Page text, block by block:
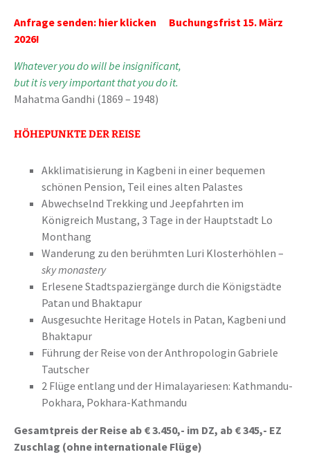
Anfrage senden: hier klicken Buchungsfrist 15. März
2026!
Whatever you do will be insignificant,
but it is very important that you do it.
Mahatma Gandhi (1869 – 1948)
HÖHEPUNKTE DER REISE
Akklimatisierung in Kagbeni in einer bequemen
schönen Pension, Teil eines alten Palastes
Abwechselnd Trekking und Jeepfahrten im
Königreich Mustang, 3 Tage in der Hauptstadt Lo
Monthang
Wanderung zu den berühmten Luri Klosterhöhlen –
sky monastery
Erlesene Stadtspaziergänge durch die Königstädte
Patan und Bhaktapur
Ausgesuchte Heritage Hotels in Patan, Kagbeni und
Bhaktapur
Führung der Reise von der Anthropologin Gabriele
Tautscher
2 Flüge entlang und der Himalayariesen: Kathmandu-
Pokhara, Pokhara-Kathmandu
Gesamtpreis der Reise ab € 3.450,- im DZ, ab € 345,- EZ
Zuschlag (ohne internationale Flüge)